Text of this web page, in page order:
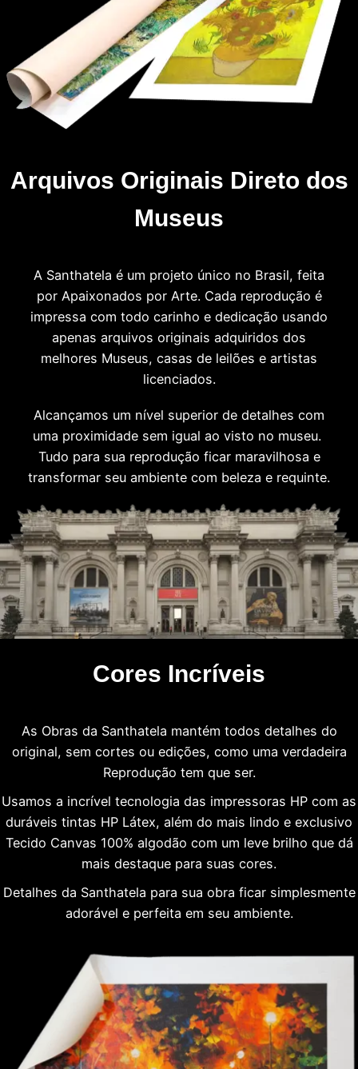
Arquivos Originais Direto dos
Museus
A Santhatela é um projeto único no Brasil, feita
por Apaixonados por Arte. Cada reprodução é
impressa com todo carinho e dedicação usando
apenas arquivos originais adquiridos dos
melhores Museus, casas de leilões e artistas
licenciados.
Alcançamos um nível superior de detalhes com
uma proximidade sem igual ao visto no museu.
Tudo para sua reprodução ficar maravilhosa e
transformar seu ambiente com beleza e requinte.
Cores Incríveis
As Obras da Santhatela mantém todos detalhes do
original, sem cortes ou edições, como uma verdadeira
Reprodução tem que ser.
Usamos a incrível tecnologia das impressoras HP com as
duráveis tintas HP Látex, além do mais lindo e exclusivo
Tecido Canvas 100% algodão com um leve brilho que dá
mais destaque para suas cores.
Detalhes da Santhatela para sua obra ficar simplesmente
adorável e perfeita em seu ambiente.